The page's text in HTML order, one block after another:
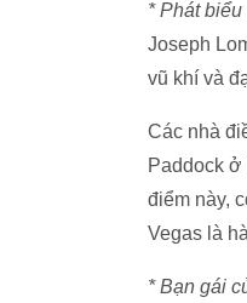
* Phát
Joseph
vũ khí và
Các nhà
Paddock ở
điểm này,
Vegas là
* Bạn gái